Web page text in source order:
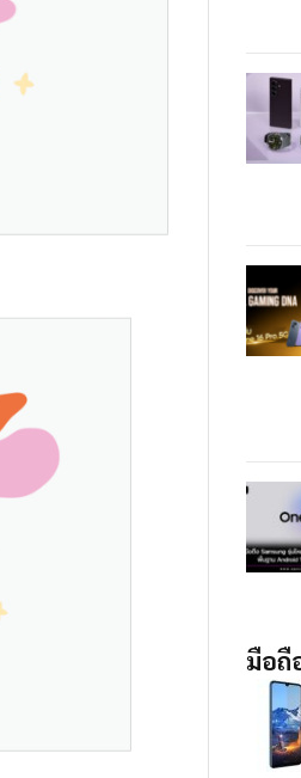
มือถื